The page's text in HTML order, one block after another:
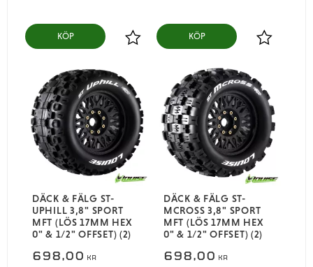
Lägg till i favoriter
KÖP
Lägg till i
KÖP
DÄCK & FÄLG ST-
UPHILL 3,8" SPORT
MFT (LÖS 17MM HEX
0" & 1/2" OFFSET) (2)
698,00 KR
DÄCK & FÄLG ST-
MCROSS 3,8" SPORT
MFT (LÖS 17MM HEX
0" & 1/2" OFFSET) (2)
698,00 KR